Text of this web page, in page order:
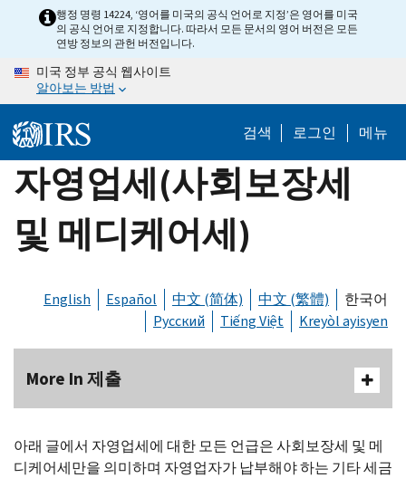
content
행정 명령 14224, ‘영어를 미국의 공식 언어로 지정’은 영어를 미국
의 공식 언어로 지정합니다. 따라서 모든 문서의 영어 버전은 모든
연방 정보의 관헌 버전입니다.
미국 정부 공식 웹사이트
알아보는 방법
검색 로그인 메뉴
자영업세(사회보장세
및 메디케어세)
English Español 中文 (简体) 中文 (繁體)
한국어
Русский
Tiếng Việt Kreyòl ayisyen
More In 제출
아래 글에서 자영업세에 대한 모든 언급은 사회보장세 및 메
디케어세만을 의미하며 자영업자가 납부해야 하는 기타 세금